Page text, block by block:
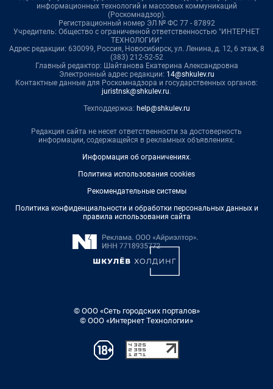
информационных технологий и массовых коммуникаций
(Роскомнадзор).
Регистрационный номер ЭЛ № ФС 77 - 87892
Учредитель: Общество с ограниченной ответственностью "ИНТЕРНЕТ
ТЕХНОЛОГИИ"
Адрес редакции: 630099, Россия, Новосибирск, ул. Ленина, д. 12, 6 этаж, 8
(383) 212-52-52
Главный редактор: Шайтанова Екатерина Александровна
Электронный адрес редакции: 14@shkulev.ru
Контактные данные для Роскомнадзора и государственных органов:
juristnsk@shkulev.ru.
Техподдержка: help@shkulev.ru
Редакция сайта не несет ответственности за достоверность
информации, содержащейся в рекламных объявлениях.
Информация об ограничениях.
Политика использования cookies
Рекомендательные системы
Политика конфиденциальности и обработки персональных данных и
правила использования сайта
© ООО «Сеть городских порталов»
© ООО «Интернет Технологии»